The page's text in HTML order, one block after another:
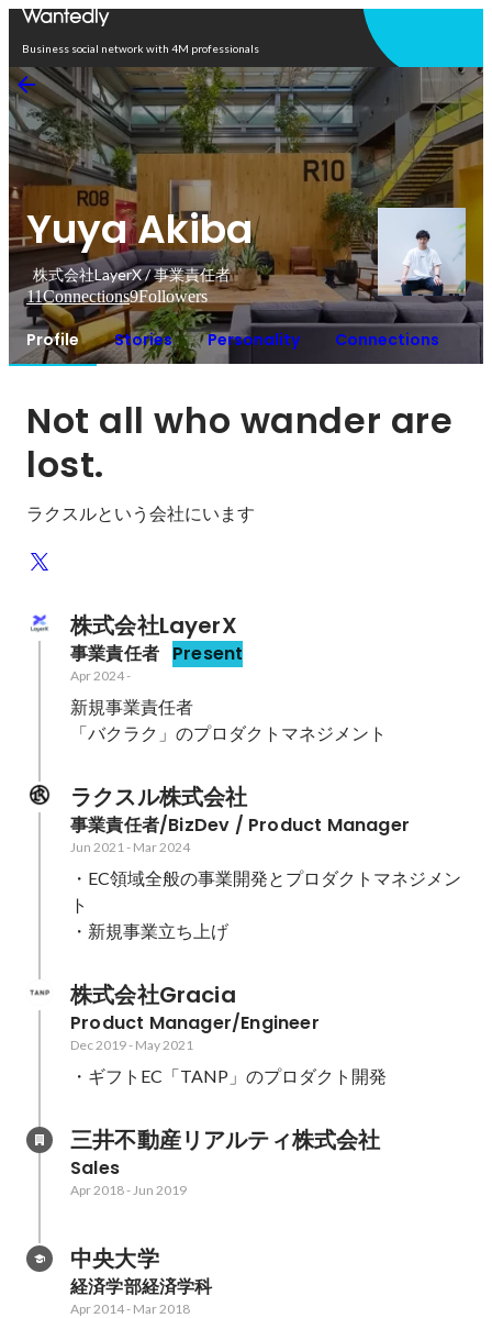
Business social network with 4M professionals
Yuya Akiba
株式会社LayerX / 事業責任者
11Connections9Followers
Profile Stories Personality Connections
Not all who wander are
lost.
ラクスルという会社にいます
株式会社LayerX
事業責任者 Present
Apr 2024-
新規事業責任者
「バクラク」のプロダクトマネジメント
ラクスル株式会社
事業責任者/BizDev / Product Manager
Jun 2021- Mar 2024
・EC領域全般の事業開発とプロダクトマネジメン
ト
・新規事業立ち上げ
株式会社Gracia
Product Manager/Engineer
Dec 2019- May 2021
・ギフトEC「TANP」のプロダクト開発
三井不動産リアルティ株式会社
Sales
Apr 2018-Jun 2019
中央大学
経済学部経済学科
Apr 2014- Mar 2018